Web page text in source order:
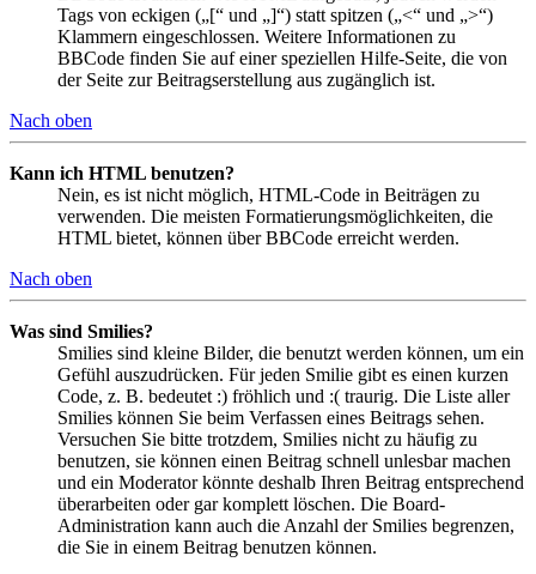
Tags von eckigen („[“ und „]“) statt spitzen („<“ und „>“)
Klammern eingeschlossen. Weitere Informationen zu
BBCode finden Sie auf einer speziellen Hilfe-Seite, die von
der Seite zur Beitragserstellung aus zugänglich ist.
Nach oben
Kann ich HTML benutzen?
Nein, es ist nicht möglich, HTML-Code in Beiträgen zu
verwenden. Die meisten Formatierungsmöglichkeiten, die
HTML bietet, können über BBCode erreicht werden.
Nach oben
Was sind Smilies?
Smilies sind kleine Bilder, die benutzt werden können, um ein
Gefühl auszudrücken. Für jeden Smilie gibt es einen kurzen
Code, z. B. bedeutet :) fröhlich und :( traurig. Die Liste aller
Smilies können Sie beim Verfassen eines Beitrags sehen.
Versuchen Sie bitte trotzdem, Smilies nicht zu häufig zu
benutzen, sie können einen Beitrag schnell unlesbar machen
und ein Moderator könnte deshalb Ihren Beitrag entsprechend
überarbeiten oder gar komplett löschen. Die Board-
Administration kann auch die Anzahl der Smilies begrenzen,
die Sie in einem Beitrag benutzen können.